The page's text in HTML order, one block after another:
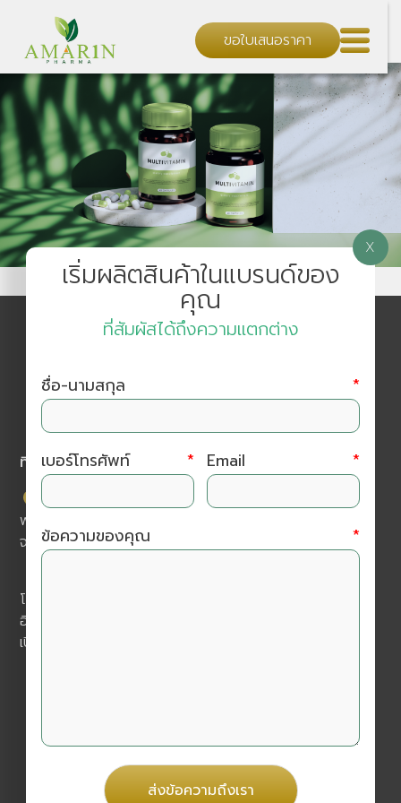
ขอใบเสนอราคา
เริ่มผลิตสินค้าในแบรนด์ของ
คุณ
ที่สัมผัสได้ถึงความแตกต่าง
ชื่อ-นามสกุล *
เบอร์โทรศัพท์ * Email *
ข้อความของคุณ *
ส่งข้อความถึงเรา
X
ที่อยู่ติดต่อเรา
บริษัท อมรินทร์ ฟาร์มา (ประเทศไทย) จำกัด โครงการ เค
พาร์ค เลขที่ 111/21 ม.2 ต.หนองหอย อ.เมืองเชียงใหม่
จ.เชียงใหม่ 50000
โทร :
อีเมล :
เปิดบริการทุกวันจันทร์ - วันเสาร์ 9.00 -18.00 น.
@amarinpharma